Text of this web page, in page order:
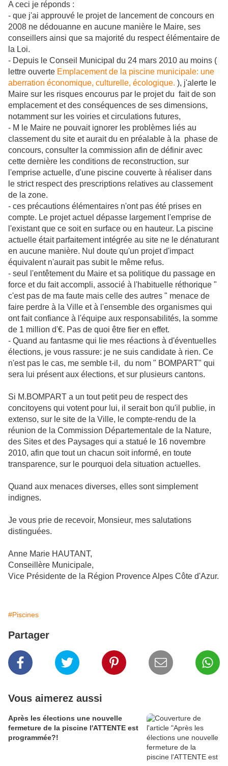
A ceci je réponds :
- que j'ai approuvé le projet de lancement de concours en
2008 ne dédouanne en aucune manière le Maire, ses
conseillers ainsi que sa majorité du respect élémentaire de
la Loi.
- Depuis le Conseil Municipal du 24 mars 2010 au moins (
lettre ouverte Emplacement de la piscine municipale: une
aberration économique, culturelle, écologique. ), j'alerte le
Maire sur les risques encourus par le projet du fait de son
emplacement et des conséquences de ses dimensions,
notamment sur les voiries et circulations futures,
- M le Maire ne pouvait ignorer les problèmes liés au
classement du site et aurait du en préalable à la phase de
concours, consulter la commission afin de définir avec
cette dernière les conditions de reconstruction, sur
l'emprise actuelle, d'une piscine couverte à réaliser dans
le strict respect des prescriptions relatives au classement
de la zone.
- ces précautions élémentaires n'ont pas été prises en
compte. Le projet actuel dépasse largement l'emprise de
l'existant que ce soit en surface ou en hauteur. La piscine
actuelle était parfaitement intégrée au site ne le dénaturant
en aucune manière. Nul doute qu'un projet d'impact
équivalent n'aurait pas subit le même refus.
- seul l'entêtement du Maire et sa politique du passage en
force et du fait accompli, associé à l'habituelle réthorique "
c'est pas de ma faute mais celle des autres " menace de
faire perdre à la Ville et à l'ensemble des organismes qui
ont fait confiance à l'équipe aux responsabilités, la somme
de 1 million d'€. Pas de quoi être fier en effet.
- Quand au fantasme qui lie mes réactions à d'éventuelles
élections, je vous rassure: je ne suis candidate à rien. Ce
n'est pas le cas, me semble t-il, du nom " BOMPART" qui
sera lui présent aux élections, et sur plusieurs cantons.
Si M.BOMPART a un tout petit peu de respect des
concitoyens qui votent pour lui, il serait bon qu'il publie, in
extenso, sur le site de la Ville, le compte-rendu de la
réunion de la Commission Départementale de la Nature,
des Sites et des Paysages qui a statué le 16 novembre
2010, afin que tout un chacun soit informé, en toute
transparence, sur le pourquoi dela situation actuelles.
Quand aux menaces diverses, elles sont simplement
indignes.
Je vous prie de recevoir, Monsieur, mes salutations
distinguées.
Anne Marie HAUTANT,
Conseillère Municipale,
Vice Présidente de la Région Provence Alpes Côte d'Azur.
#Piscines
Partager
Vous aimerez aussi
Après les élections une nouvelle
fermeture de la piscine l'ATTENTE est
programmée?!